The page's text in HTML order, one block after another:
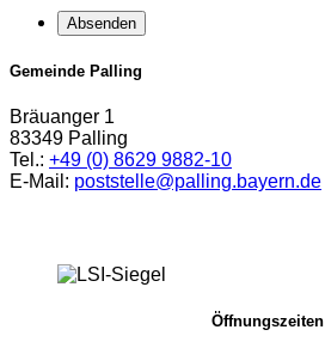
Absenden
Gemeinde Palling
Bräuanger 1
83349 Palling
Tel.: +49 (0) 8629 9882-10
E-Mail: poststelle@palling.bayern.de
Öffnungszeiten